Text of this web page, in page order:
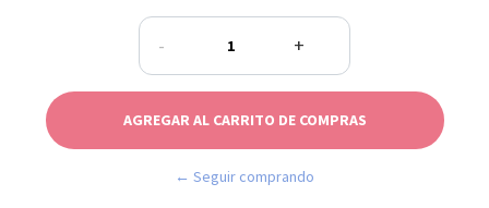
- +
← Seguir comprando